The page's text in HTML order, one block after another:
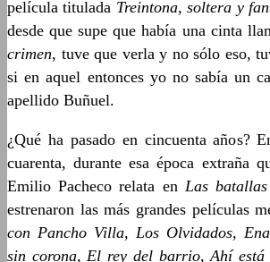
película titulada Treintona, soltera y
desde que supe que había una cinta
crimen, tuve que verla y no sólo eso,
si en aquel entonces yo no sabía un
apellido Buñuel.
¿Qué ha pasado en cincuenta años?
cuarenta, durante esa época extraña
Emilio Pacheco relata en Las
estrenaron las más grandes películas
con Pancho Villa, Los Olvidados,
sin corona, El rey del barrio, Ahí está